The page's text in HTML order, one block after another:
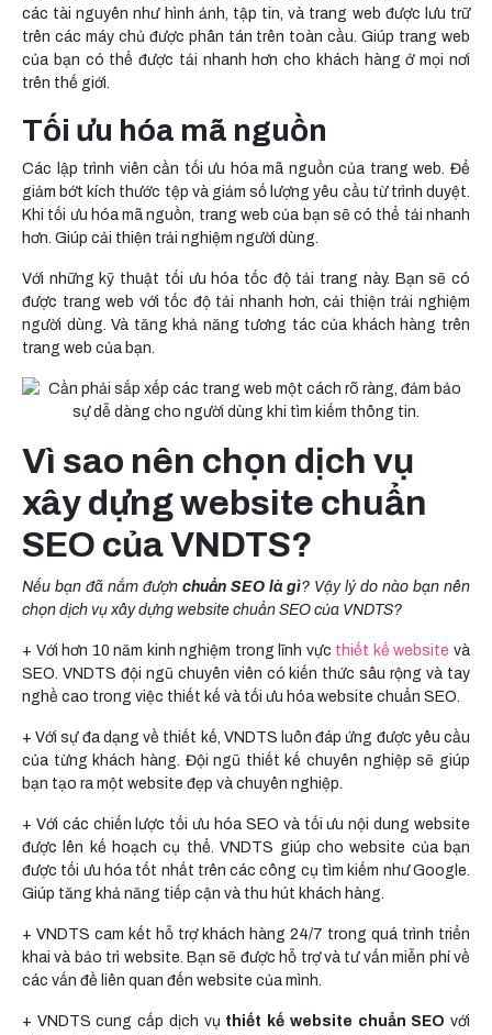
các tài nguyên như hình ảnh, tập tin, và trang web được lưu trữ
trên các máy chủ được phân tán trên toàn cầu. Giúp trang web
của bạn có thể được tải nhanh hơn cho khách hàng ở mọi nơi
trên thế giới.
Tối ưu hóa mã nguồn
Các lập trình viên cần tối ưu hóa mã nguồn của trang web. Để
giảm bớt kích thước tệp và giảm số lượng yêu cầu từ trình duyệt.
Khi tối ưu hóa mã nguồn, trang web của bạn sẽ có thể tải nhanh
hơn. Giúp cải thiện trải nghiệm người dùng.
Với những kỹ thuật tối ưu hóa tốc độ tải trang này. Bạn sẽ có
được trang web với tốc độ tải nhanh hơn, cải thiện trải nghiệm
người dùng. Và tăng khả năng tương tác của khách hàng trên
trang web của bạn.
Vì sao nên chọn dịch vụ
xây dựng website chuẩn
SEO của VNDTS?
Nếu bạn đã nắm đượn chuẩn SEO là gì? Vậy lý do nào bạn nên
chọn dịch vụ xây dựng website chuẩn SEO của VNDTS?
+ Với hơn 10 năm kinh nghiệm trong lĩnh vực thiết kế website và
SEO. VNDTS đội ngũ chuyên viên có kiến thức sâu rộng và tay
nghề cao trong việc thiết kế và tối ưu hóa website chuẩn SEO.
+ Với sự đa dạng về thiết kế, VNDTS luôn đáp ứng được yêu cầu
của từng khách hàng. Đội ngũ thiết kế chuyên nghiệp sẽ giúp
bạn tạo ra một website đẹp và chuyên nghiệp.
+ Với các chiến lược tối ưu hóa SEO và tối ưu nội dung website
được lên kế hoạch cụ thể. VNDTS giúp cho website của bạn
được tối ưu hóa tốt nhất trên các công cụ tìm kiếm như Google.
Giúp tăng khả năng tiếp cận và thu hút khách hàng.
+ VNDTS cam kết hỗ trợ khách hàng 24/7 trong quá trình triển
khai và bảo trì website. Bạn sẽ được hỗ trợ và tư vấn miễn phí về
các vấn đề liên quan đến website của mình.
+ VNDTS cung cấp dịch vụ thiết kế website chuẩn SEO với